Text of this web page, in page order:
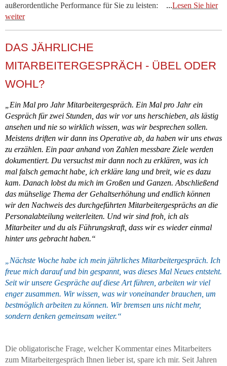
außerordentliche Performance für Sie zu leisten: ...Lesen Sie hier
weiter
DAS JÄHRLICHE
MITARBEITERGESPRÄCH - ÜBEL ODER
WOHL?
„Ein Mal pro Jahr Mitarbeitergespräch. Ein Mal pro Jahr ein
Gespräch für zwei Stunden, das wir vor uns herschieben, als lästig
ansehen und nie so wirklich wissen, was wir besprechen sollen.
Meistens driften wir dann ins Operative ab, da haben wir uns etwas
zu erzählen. Ein paar anhand von Zahlen messbare Ziele werden
dokumentiert. Du versuchst mir dann noch zu erklären, was ich
mal falsch gemacht habe, ich erkläre lang und breit, wie es dazu
kam. Danach lobst du mich im Großen und Ganzen. Abschließend
das mühselige Thema der Gehaltserhöhung und endlich können
wir den Nachweis des durchgeführten Mitarbeitergesprächs an die
Personalabteilung weiterleiten. Und wir sind froh, ich als
Mitarbeiter und du als Führungskraft, dass wir es wieder einmal
hinter uns gebracht haben.“
„Nächste Woche habe ich mein jährliches Mitarbeitergespräch. Ich
freue mich darauf und bin gespannt, was dieses Mal Neues entsteht.
Seit wir unsere Gespräche auf diese Art führen, arbeiten wir viel
enger zusammen. Wir wissen, was wir voneinander brauchen, um
bestmöglich arbeiten zu können. Wir bremsen uns nicht mehr,
sondern denken gemeinsam weiter.“
Die obligatorische Frage, welcher Kommentar eines Mitarbeiters
zum Mitarbeitergespräch Ihnen lieber ist, spare ich mir. Seit Jahren